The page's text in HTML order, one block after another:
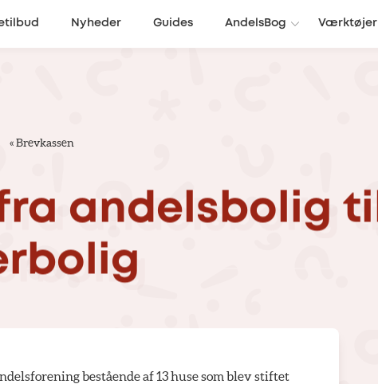
Nyheder Guides AndelsBog Værktøjer
«Brevkassen
andelsbolig til
bestående af 13 huse som blev stiftet